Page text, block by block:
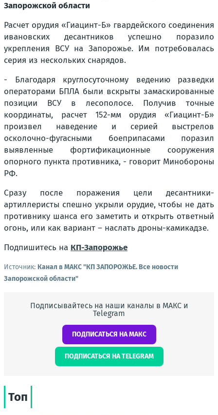
Запорожской области
Расчет орудия «Гиацинт-Б» гвардейского соединения
ивановских десантников успешно поразило
укрепления ВСУ на Запорожье. Им потребовалась
серия из нескольких снарядов.
- Благодаря круглосуточному ведению разведки
операторами БПЛА были вскрыты замаскированные
позиции ВСУ в лесополосе. Получив точные
координаты, расчет 152-мм орудия «Гиацинт-Б»
произвел наведение и серией выстрелов
осколочно-фугасными боеприпасами поразил
выявленные фортификационные сооружения
опорного пункта противника, - говорит Минобороны
РФ.
Сразу после поражения цели десантники-
артиллеристы спешно укрыли орудие, чтобы не дать
противнику шанса его заметить и открыть ответный
огонь, или как вариант – наслать дроны-камикадзе.
Подпишитесь на КП-Запорожье
Источник: Канал в МАКС "КП ЗАПОРОЖЬЕ. Все новости
Запорожской области"
Подписывайтесь на наши каналы в МАКС и
Telegram
ПОДПИСАТЬСЯ НА МАКС
ПОДПИСАТЬСЯ НА TELEGRAM
Топ